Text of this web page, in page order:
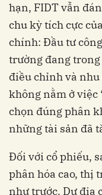
hạn, FIDT vẫn
chu kỳ tích cực
chính: Đầu tư
trường đang
điều chỉnh và nhu
không nằm ở việc
chọn đúng phân
những tài sản đã
Đối với cổ phiếu,
phân hóa cao, thị
như trước. Dư địa